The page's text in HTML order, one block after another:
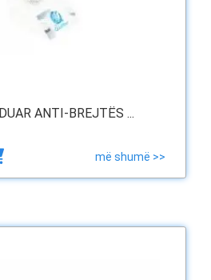
ANTI-BREJTËS ...
më shumë >>